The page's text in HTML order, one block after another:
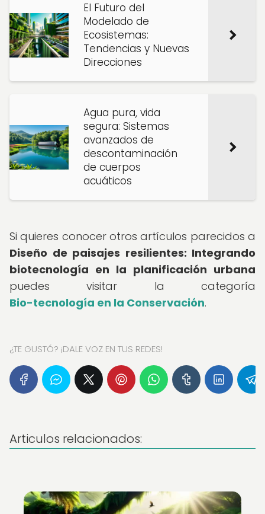
El Futuro del
Modelado de
Ecosistemas:
Tendencias y Nuevas
Direcciones
Agua pura, vida
segura: Sistemas
avanzados de
descontaminación
de cuerpos
acuáticos
Si quieres conocer otros artículos parecidos a
Diseño de paisajes resilientes: Integrando
biotecnología en la planificación urbana
puedes visitar la categoría
Bio-tecnología en la Conservación.
¿TE GUSTÓ? ¡DALE VOZ EN TUS REDES!
Articulos relacionados: